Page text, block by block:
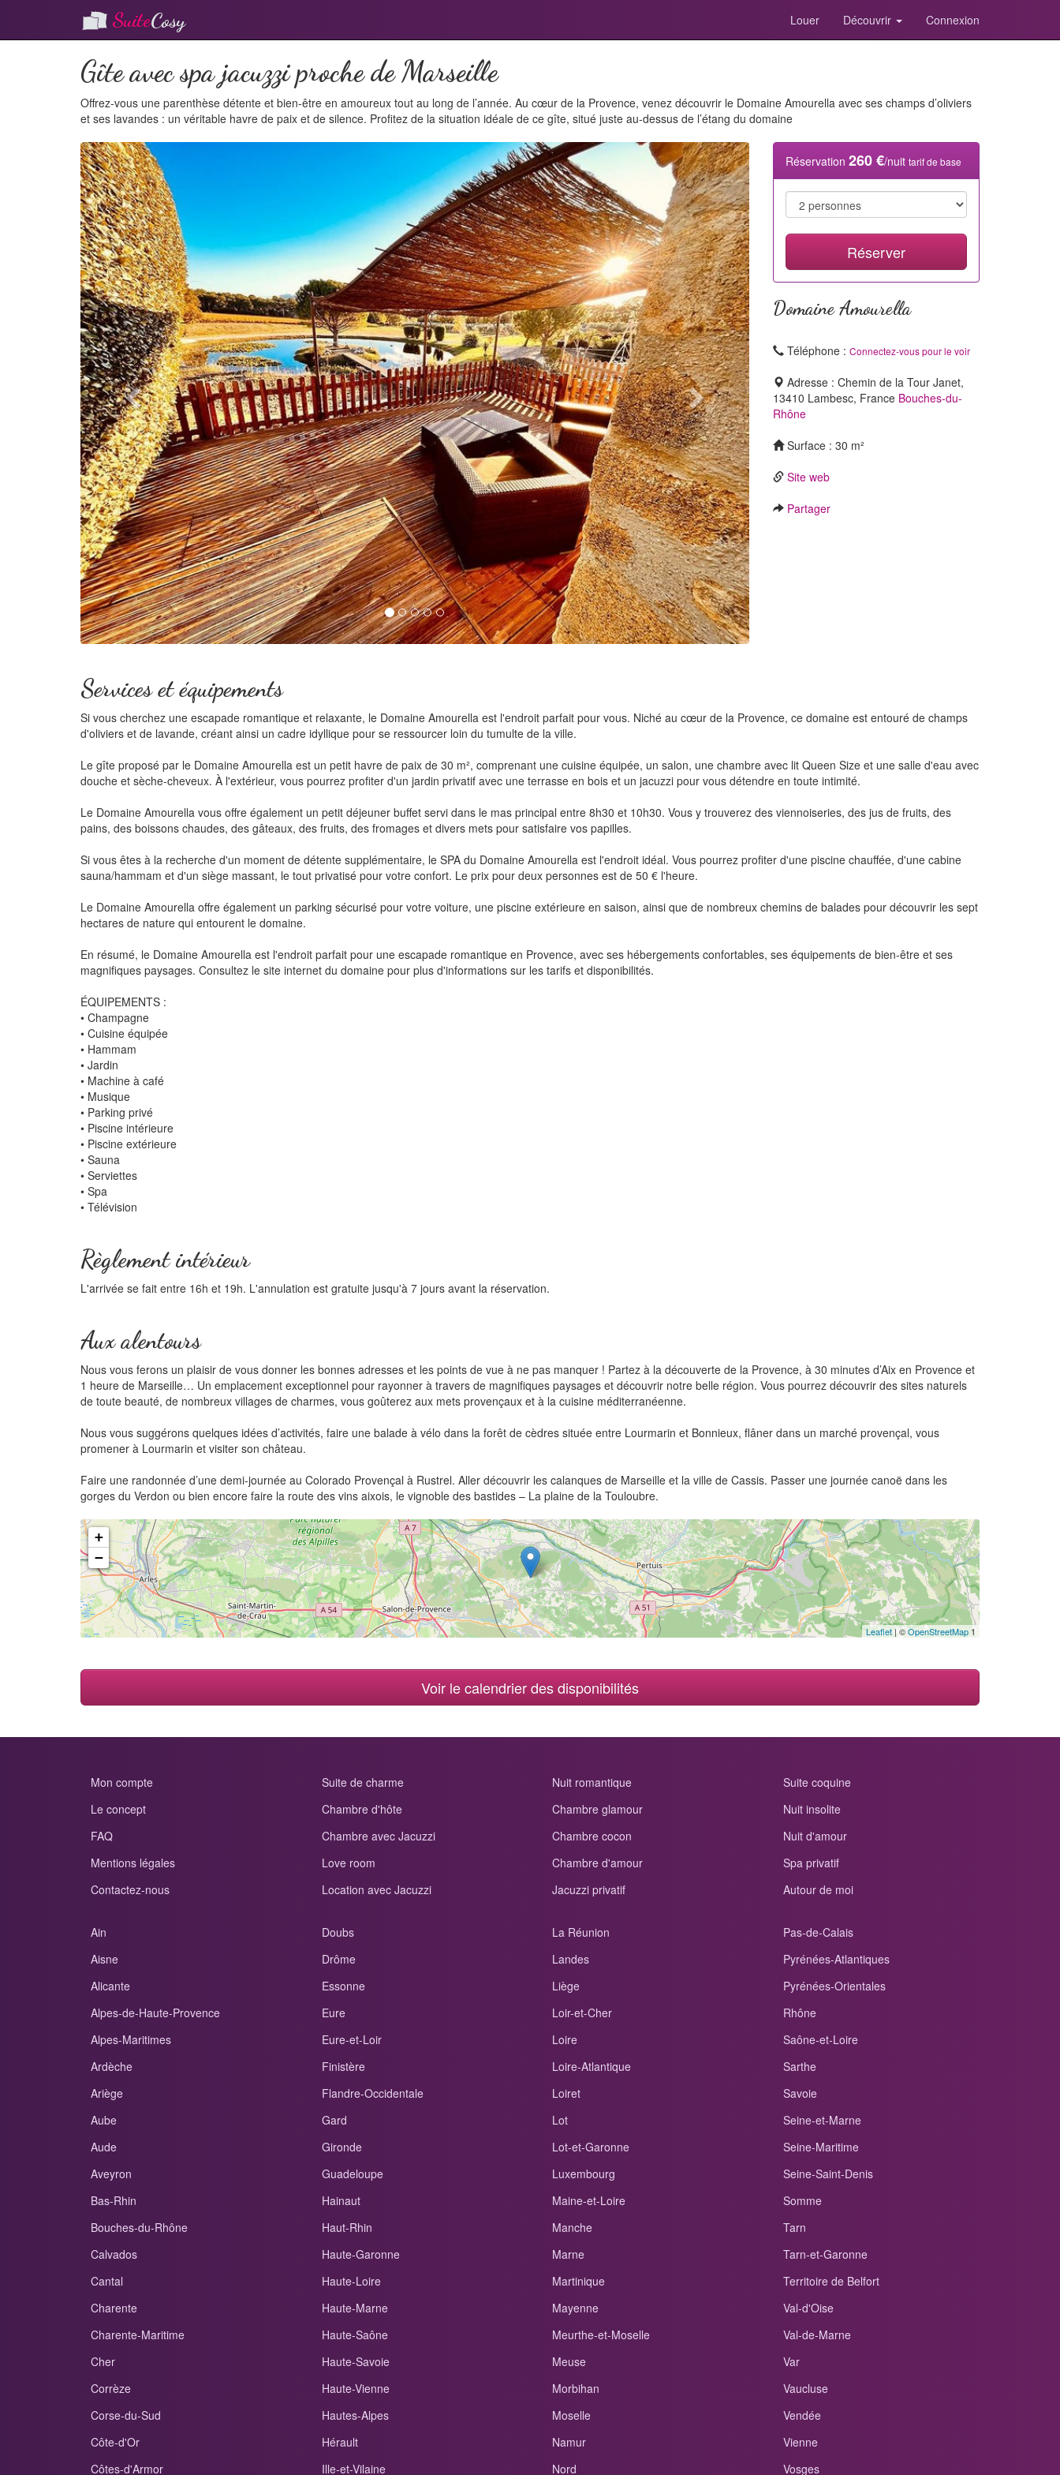
SuiteCosy Louer Découvrir Connexion
Gîte avec spa jacuzzi proche de Marseille
Offrez-vous une parenthèse détente et bien-être en amoureux tout au long de l’année. Au cœur de la Provence, venez découvrir le Domaine Amourella avec ses champs d’oliviers
et ses lavandes : un véritable havre de paix et de silence. Profitez de la situation idéale de ce gîte, situé juste au-dessus de l’étang du domaine
P
r
e
v
i
o
u
s
N
e
x
t
Réservation 260 €/nuit tarif de base
Réserver
Domaine Amourella
Téléphone : Connectez-vous pour le voir
Adresse : Chemin de la Tour Janet,
13410 Lambesc, France Bouches-du-
Rhône
Surface : 30 m²
Site web
Partager
Services et équipements
Si vous cherchez une escapade romantique et relaxante, le Domaine Amourella est l'endroit parfait pour vous. Niché au cœur de la Provence, ce domaine est entouré de champs
d'oliviers et de lavande, créant ainsi un cadre idyllique pour se ressourcer loin du tumulte de la ville.
Le gîte proposé par le Domaine Amourella est un petit havre de paix de 30 m², comprenant une cuisine équipée, un salon, une chambre avec lit Queen Size et une salle d'eau avec
douche et sèche-cheveux. À l'extérieur, vous pourrez profiter d'un jardin privatif avec une terrasse en bois et un jacuzzi pour vous détendre en toute intimité.
Le Domaine Amourella vous offre également un petit déjeuner buffet servi dans le mas principal entre 8h30 et 10h30. Vous y trouverez des viennoiseries, des jus de fruits, des
pains, des boissons chaudes, des gâteaux, des fruits, des fromages et divers mets pour satisfaire vos papilles.
Si vous êtes à la recherche d'un moment de détente supplémentaire, le SPA du Domaine Amourella est l'endroit idéal. Vous pourrez profiter d'une piscine chauffée, d'une cabine
sauna/hammam et d'un siège massant, le tout privatisé pour votre confort. Le prix pour deux personnes est de 50 € l'heure.
Le Domaine Amourella offre également un parking sécurisé pour votre voiture, une piscine extérieure en saison, ainsi que de nombreux chemins de balades pour découvrir les sept
hectares de nature qui entourent le domaine.
En résumé, le Domaine Amourella est l'endroit parfait pour une escapade romantique en Provence, avec ses hébergements confortables, ses équipements de bien-être et ses
magnifiques paysages. Consultez le site internet du domaine pour plus d'informations sur les tarifs et disponibilités.
ÉQUIPEMENTS :
• Champagne
• Cuisine équipée
• Hammam
• Jardin
• Machine à café
• Musique
• Parking privé
• Piscine intérieure
• Piscine extérieure
• Sauna
• Serviettes
• Spa
• Télévision
Règlement intérieur
L'arrivée se fait entre 16h et 19h. L'annulation est gratuite jusqu'à 7 jours avant la réservation.
Aux alentours
Nous vous ferons un plaisir de vous donner les bonnes adresses et les points de vue à ne pas manquer ! Partez à la découverte de la Provence, à 30 minutes d’Aix en Provence et
1 heure de Marseille… Un emplacement exceptionnel pour rayonner à travers de magnifiques paysages et découvrir notre belle région. Vous pourrez découvrir des sites naturels
de toute beauté, de nombreux villages de charmes, vous goûterez aux mets provençaux et à la cuisine méditerranéenne.
Nous vous suggérons quelques idées d’activités, faire une balade à vélo dans la forêt de cèdres située entre Lourmarin et Bonnieux, flâner dans un marché provençal, vous
promener à Lourmarin et visiter son château.
Faire une randonnée d’une demi-journée au Colorado Provençal à Rustrel. Aller découvrir les calanques de Marseille et la ville de Cassis. Passer une journée canoë dans les
gorges du Verdon ou bien encore faire la route des vins aixois, le vignoble des bastides – La plaine de la Touloubre.
+
−
Leaflet | ©OpenStreetMap 1
Voir le calendrier des disponibilités
Mon compte
Le concept
FAQ
Mentions légales
Contactez-nous
Suite de charme
Chambre d'hôte
Chambre avec Jacuzzi
Love room
Location avec Jacuzzi
Nuit romantique
Chambre glamour
Chambre cocon
Chambre d'amour
Jacuzzi privatif
Suite coquine
Nuit insolite
Nuit d'amour
Spa privatif
Autour de moi
Ain
Aisne
Alicante
Alpes-de-Haute-Provence
Alpes-Maritimes
Ardèche
Ariège
Aube
Aude
Aveyron
Bas-Rhin
Bouches-du-Rhône
Calvados
Cantal
Charente
Charente-Maritime
Cher
Corrèze
Corse-du-Sud
Côte-d'Or
Côtes-d'Armor
Doubs
Drôme
Essonne
Eure
Eure-et-Loir
Finistère
Flandre-Occidentale
Gard
Gironde
Guadeloupe
Hainaut
Haut-Rhin
Haute-Garonne
Haute-Loire
Haute-Marne
Haute-Saône
Haute-Savoie
Haute-Vienne
Hautes-Alpes
Hérault
Ille-et-Vilaine
La Réunion
Landes
Liège
Loir-et-Cher
Loire
Loire-Atlantique
Loiret
Lot
Lot-et-Garonne
Luxembourg
Maine-et-Loire
Manche
Marne
Martinique
Mayenne
Meurthe-et-Moselle
Meuse
Morbihan
Moselle
Namur
Nord
Pas-de-Calais
Pyrénées-Atlantiques
Pyrénées-Orientales
Rhône
Saône-et-Loire
Sarthe
Savoie
Seine-et-Marne
Seine-Maritime
Seine-Saint-Denis
Somme
Tarn
Tarn-et-Garonne
Territoire de Belfort
Val-d'Oise
Val-de-Marne
Var
Vaucluse
Vendée
Vienne
Vosges